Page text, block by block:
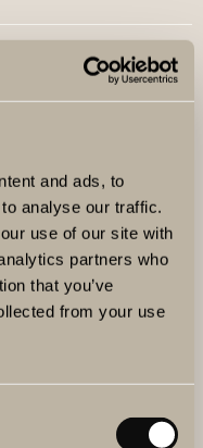
and ads, to
analyse our traffic.
use of our site with
partners who
that you’ve
from your use